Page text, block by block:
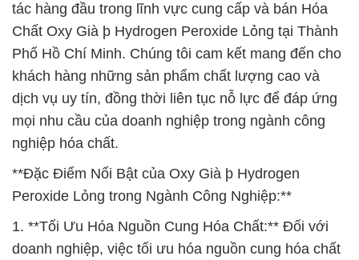
tác hàng đầu trong lĩnh vực cung cấp và bán Hóa
Chất Oxy Già þ Hydrogen Peroxide Lỏng tại Thành
Phố Hồ Chí Minh. Chúng tôi cam kết mang đến cho
khách hàng những sản phẩm chất lượng cao và
dịch vụ uy tín, đồng thời liên tục nỗ lực để đáp ứng
mọi nhu cầu của doanh nghiệp trong ngành công
nghiệp hóa chất.
**Đặc Điểm Nổi Bật của Oxy Già þ Hydrogen
Peroxide Lỏng trong Ngành Công Nghiệp:**
1. **Tối Ưu Hóa Nguồn Cung Hóa Chất:** Đối với
doanh nghiệp, việc tối ưu hóa nguồn cung hóa chất